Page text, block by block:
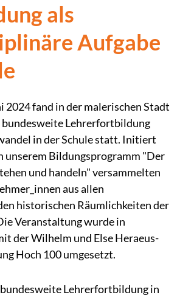
als
Aufgabe
2024 fand in der malerischen Stadt
Lehrerfortbildung
in der Schule statt. Initiert
unserem Bildungsprogramm "Der
und handeln" versammelten
aus allen
historischen Räumlichkeiten der
Veranstaltung wurde in
der Wilhelm und Else Heraeus-
Hoch 100 umgesetzt.
Lehrerfortbildung in